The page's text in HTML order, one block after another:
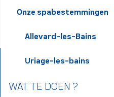
Onze spabestemmingen
Allevard-les-Bains
Uriage-les-bains
WAT TE DOEN ?